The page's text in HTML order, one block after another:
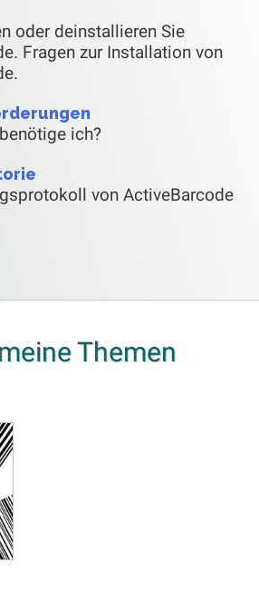
oder deinstallieren Sie
Fragen zur Installation von
ich?
von ActiveBarcode
Themen